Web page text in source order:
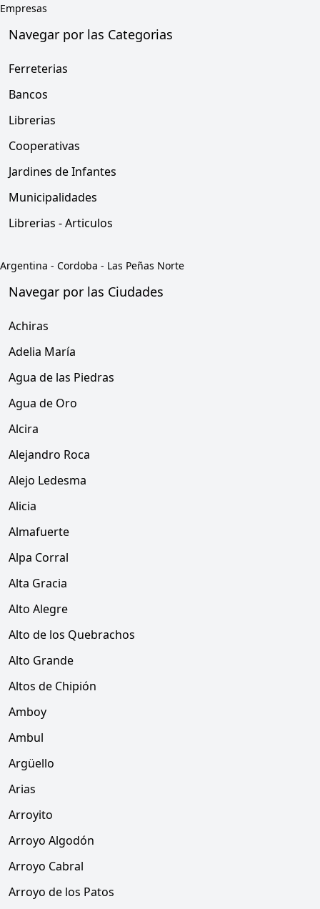
Empresas
Navegar por las Categorias
Ferreterias
Bancos
Librerias
Cooperativas
Jardines de Infantes
Municipalidades
Librerias - Articulos
Argentina - Cordoba - Las Peñas Norte
Navegar por las Ciudades
Achiras
Adelia María
Agua de las Piedras
Agua de Oro
Alcira
Alejandro Roca
Alejo Ledesma
Alicia
Almafuerte
Alpa Corral
Alta Gracia
Alto Alegre
Alto de los Quebrachos
Alto Grande
Altos de Chipión
Amboy
Ambul
Argüello
Arias
Arroyito
Arroyo Algodón
Arroyo Cabral
Arroyo de los Patos